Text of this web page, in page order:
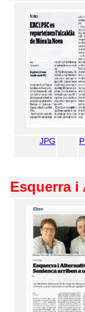
JPG
Esquerra i